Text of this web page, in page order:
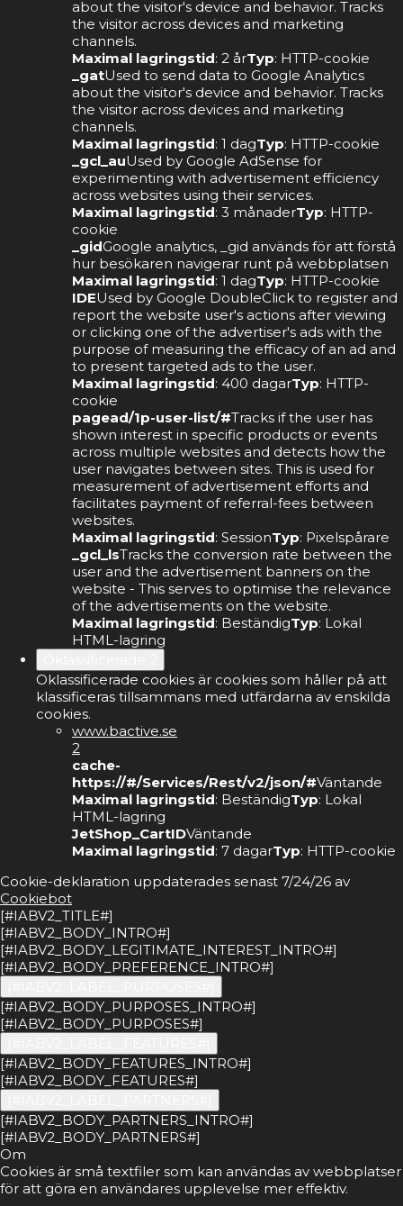
about the visitor's device and behavior. Tracks
the visitor across devices and marketing
channels.
Maximal lagringstid: 2 årTyp: HTTP-cookie
_gatUsed to send data to Google Analytics
about the visitor's device and behavior. Tracks
the visitor across devices and marketing
channels.
Maximal lagringstid: 1 dagTyp: HTTP-cookie
_gcl_auUsed by Google AdSense for
experimenting with advertisement efficiency
across websites using their services.
Maximal lagringstid: 3 månaderTyp: HTTP-
cookie
_gidGoogle analytics, _gid används för att förstå
hur besökaren navigerar runt på webbplatsen
Maximal lagringstid: 1 dagTyp: HTTP-cookie
IDEUsed by Google DoubleClick to register and
report the website user's actions after viewing
or clicking one of the advertiser's ads with the
purpose of measuring the efficacy of an ad and
to present targeted ads to the user.
Maximal lagringstid: 400 dagarTyp: HTTP-
cookie
pagead/1p-user-list/#Tracks if the user has
shown interest in specific products or events
across multiple websites and detects how the
user navigates between sites. This is used for
measurement of advertisement efforts and
facilitates payment of referral-fees between
websites.
Maximal lagringstid: SessionTyp: Pixelspårare
_gcl_lsTracks the conversion rate between the
user and the advertisement banners on the
website - This serves to optimise the relevance
of the advertisements on the website.
Maximal lagringstid: BeständigTyp: Lokal
HTML-lagring
Oklassificerade cookies är cookies som håller på att
klassificeras tillsammans med utfärdarna av enskilda
cookies.
www.bactive.se
2
cache-
https://#/Services/Rest/v2/json/#Väntande
Maximal lagringstid: BeständigTyp: Lokal
HTML-lagring
JetShop_CartIDVäntande
Maximal lagringstid: 7 dagarTyp: HTTP-cookie
Cookie-deklaration uppdaterades senast 7/24/26 av
Cookiebot
[#IABV2_TITLE#]
[#IABV2_BODY_INTRO#]
[#IABV2_BODY_LEGITIMATE_INTEREST_INTRO#]
[#IABV2_BODY_PREFERENCE_INTRO#]
[#IABV2_BODY_PURPOSES_INTRO#]
[#IABV2_BODY_PURPOSES#]
[#IABV2_BODY_FEATURES_INTRO#]
[#IABV2_BODY_FEATURES#]
[#IABV2_BODY_PARTNERS_INTRO#]
[#IABV2_BODY_PARTNERS#]
Om
Cookies är små textfiler som kan användas av webbplatser
för att göra en användares upplevelse mer effektiv.